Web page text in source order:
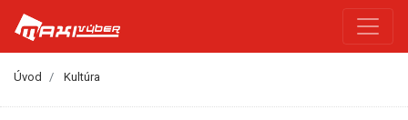
Úvod Kultúra